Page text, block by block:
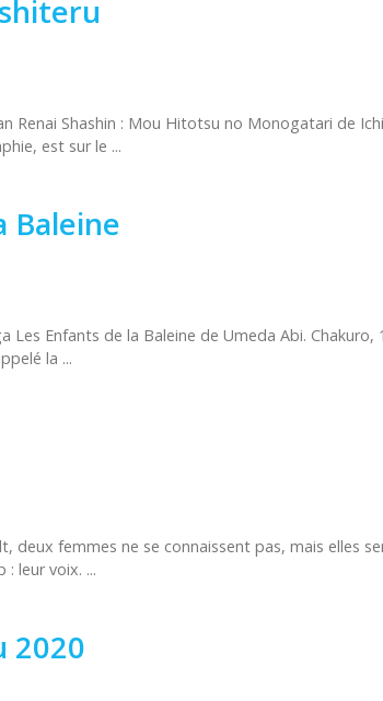
Renai Shashin : Mou Hitotsu no Monogatari de
est sur le ...
Baleine
Les Enfants de la Baleine de Umeda Abi. Chakuro,
la ...
deux femmes ne se connaissent pas, mais elles
leur voix. ...
2020